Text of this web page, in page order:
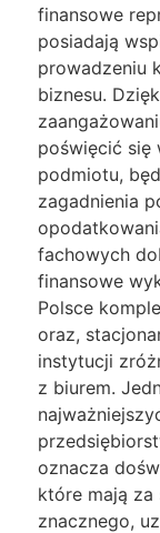
finansowe
posiadają
prowadzeniu
biznesu.
poświęcić się
podmiotu,
zagadnienia
fachowych
finansowe
Polsce
oraz,
instytucji
z biurem.
oznacza
które mają za
znacznego,